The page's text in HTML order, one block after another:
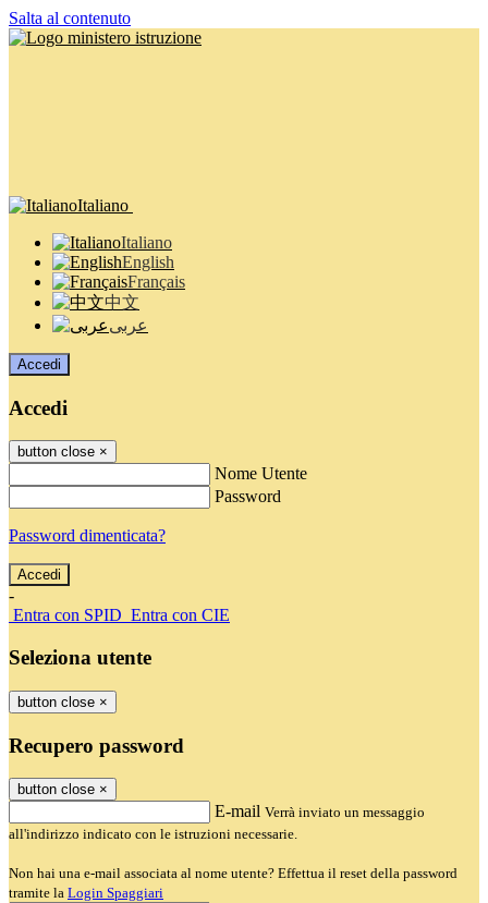
Salta al contenuto
Italiano
Italiano
English
Français
中文
عربى
Accedi
Accedi
button close ×
Nome Utente
Password
Password dimenticata?
-
Entra con SPID Entra con CIE
Seleziona utente
button close ×
Recupero password
button close ×
E-mail Verrà inviato un messaggio
all'indirizzo indicato con le istruzioni necessarie.
Non hai una e-mail associata al nome utente? Effettua il reset della password
tramite la Login Spaggiari